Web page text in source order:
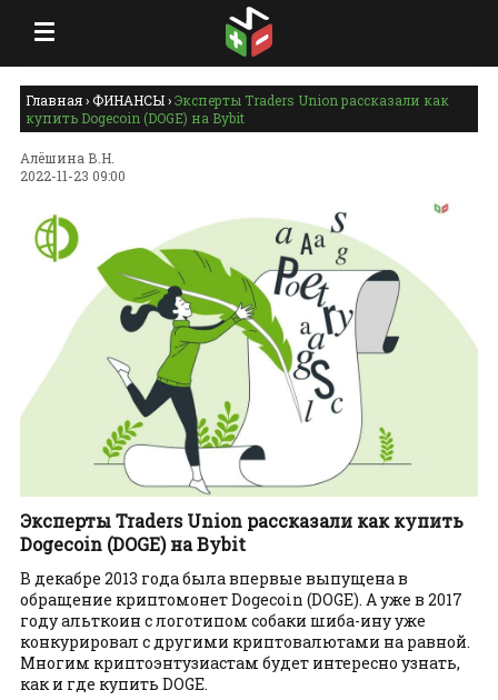
Главная›ФИНАНСЫ›Эксперты Traders Union рассказали как
купить Dogecoin (DOGE) на Bybit
Алёшина В.Н.
2022-11-23 09:00
Эксперты Traders Union рассказали как купить
Dogecoin (DOGE) на Bybit
В декабре 2013 года была впервые выпущена в
обращение криптомонет Dogecoin (DOGE). А уже в 2017
году альткоин с логотипом собаки шиба-ину уже
конкурировал с другими криптовалютами на равной.
Многим криптоэнтузиастам будет интересно узнать,
как и где купить DOGE.